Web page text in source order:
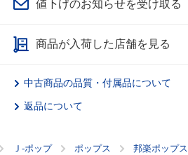
値下げのお知らせを受け取る
商品が入荷した店舗を見る
中古商品の品質・付属品について
返品について
Ｊ‐ポップ ポップス 邦楽ポップス